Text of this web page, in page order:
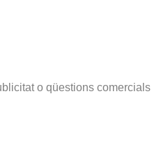
o qüestions comercials